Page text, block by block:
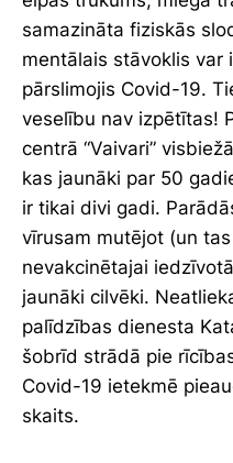
samazināta fiziskās
mentālais stāvoklis var
pārslimojis Covid-19.
veselību nav izpētītas!
centrā “Vaivari”
kas jaunāki par 50
ir tikai divi gadi.
vīrusam mutējot (un
nevakcinētajai
jaunāki cilvēki.
palīdzības dienesta
šobrīd strādā pie
Covid-19 ietekmē
skaits.